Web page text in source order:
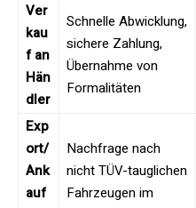
Ver
kau
f an
Hän
dler
Schnelle Abwicklung,
sichere Zahlung,
Übernahme von
Formalitäten
Exp
ort/
Ank
auf
Nachfrage nach
nicht TÜV-tauglichen
Fahrzeugen im